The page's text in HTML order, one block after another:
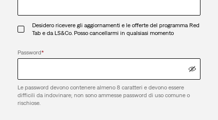
Desidero ricevere gli aggiornamenti e le offerte del programma Red
Tab e da LS&Co. Posso cancellarmi in qualsiasi momento
Password*
Le password devono contenere almeno 8 caratteri e devono essere
difficili da indovinare; non sono ammesse password di uso comune o
rischiose.